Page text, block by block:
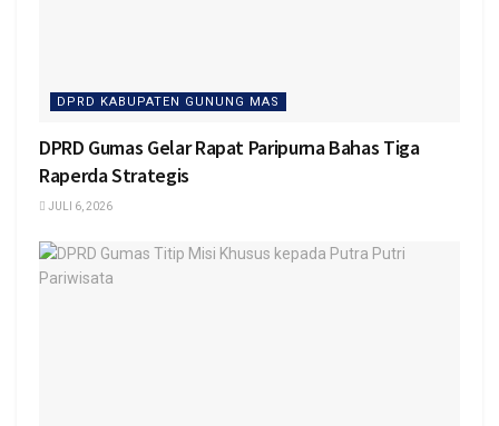
DPRD KABUPATEN GUNUNG MAS
DPRD Gumas Gelar Rapat Paripurna Bahas Tiga
Raperda Strategis
JULI 6, 2026